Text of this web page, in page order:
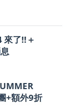
了!!＋
+額外9折